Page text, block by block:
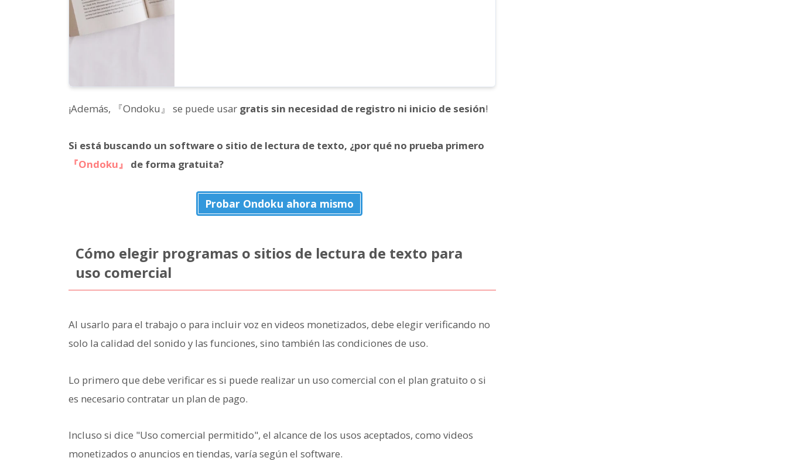
¡Además, 『Ondoku』 se puede usar gratis sin necesidad de registro ni inicio de sesión!
Si está buscando un software o sitio de lectura de texto, ¿por qué no prueba primero
『Ondoku』
de forma gratuita?
Probar Ondoku ahora mismo
Cómo elegir programas o sitios de lectura de texto para
uso comercial
Al usarlo para el trabajo o para incluir voz en videos monetizados, debe elegir verificando no
solo la calidad del sonido y las funciones, sino también las condiciones de uso.
Lo primero que debe verificar es si puede realizar un uso comercial con el plan gratuito o si
es necesario contratar un plan de pago.
Incluso si dice "Uso comercial permitido", el alcance de los usos aceptados, como videos
monetizados o anuncios en tiendas, varía según el software.